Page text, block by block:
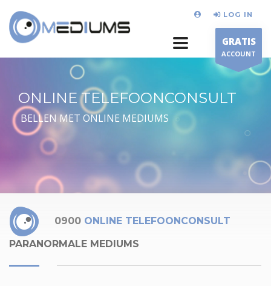
LOG IN
GRATIS
ACCOUNT
ONLINE TELEFOONCONSULT
BELLEN MET ONLINE MEDIUMS
0900 ONLINE TELEFOONCONSULT
PARANORMALE MEDIUMS